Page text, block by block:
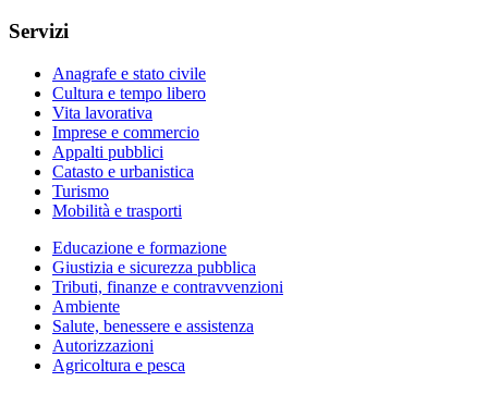
Servizi
Anagrafe e stato civile
Cultura e tempo libero
Vita lavorativa
Imprese e commercio
Appalti pubblici
Catasto e urbanistica
Turismo
Mobilità e trasporti
Educazione e formazione
Giustizia e sicurezza pubblica
Tributi, finanze e contravvenzioni
Ambiente
Salute, benessere e assistenza
Autorizzazioni
Agricoltura e pesca